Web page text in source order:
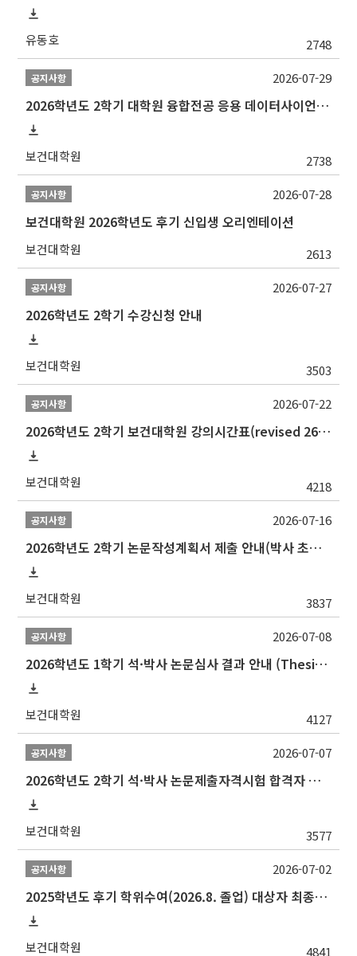
유동호 2748
공지사항
2026학년도 2학기 대학원 융합전공 응용 데이터사이언스 선발 계획 알림
보건대학원 2738
2026-07-29
공지사항
보건대학원 2026학년도 후기 신입생 오리엔테이션
보건대학원 2613
2026-07-28
공지사항
2026학년도 2학기 수강신청 안내
보건대학원 3503
2026-07-27
공지사항
2026학년도 2학기 보건대학원 강의시간표(revised 260803)(2026 2nd SEMESTER SNU GSPH TIMETABLE)
보건대학원 4218
2026-07-22
공지사항
2026학년도 2학기 논문작성계획서 제출 안내(박사 초심 일정 포함)_Thesis Proposal
보건대학원 3837
2026-07-16
공지사항
2026학년도 1학기 석·박사 논문심사 결과 안내 (Thesis Defense Result)
보건대학원 4127
2026-07-08
공지사항
2026학년도 2학기 석·박사 논문제출자격시험 합격자 공고(TSQ Exam Result)
보건대학원 3577
2026-07-07
공지사항
2025학년도 후기 학위수여(2026.8. 졸업) 대상자 최종인준 논문 제출 안내
보건대학원 4841
2026-07-02